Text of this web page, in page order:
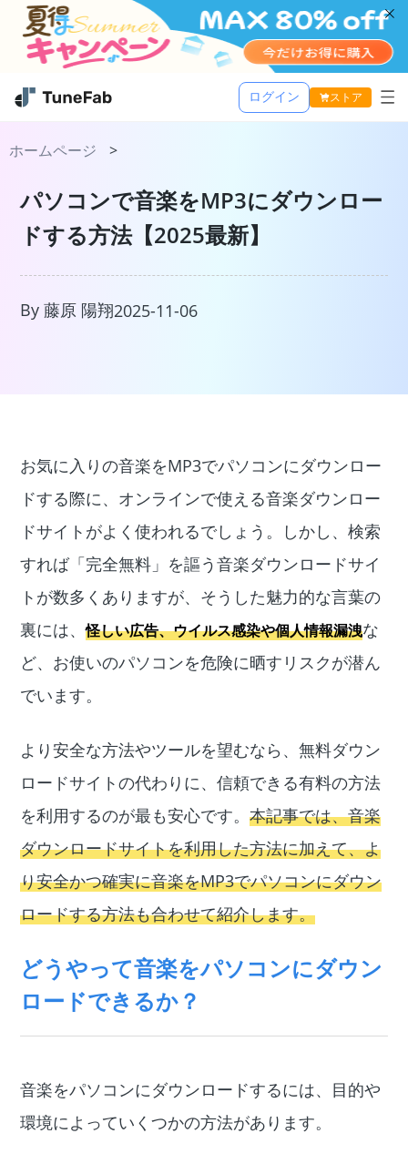
ストア
Music One
Apple Music 変換
サポート
ログイン
ホームページ >
パソコンで音楽をMP3にダウンロー
ドする方法【2025最新】
By 藤原 陽翔2025-11-06
お気に入りの音楽をMP3でパソコンにダウンロー
ドする際に、オンラインで使える音楽ダウンロー
ドサイトがよく使われるでしょう。しかし、検索
すれば「完全無料」を謳う音楽ダウンロードサイ
トが数多くありますが、そうした魅力的な言葉の
裏には、怪しい広告、ウイルス感染や個人情報漏洩な
ど、お使いのパソコンを危険に晒すリスクが潜ん
でいます。
より安全な方法やツールを望むなら、無料ダウン
ロードサイトの代わりに、信頼できる有料の方法
を利用するのが最も安心です。本記事では、音楽
ダウンロードサイトを利用した方法に加えて、よ
り安全かつ確実に音楽をMP3でパソコンにダウン
ロードする方法も合わせて紹介します。
どうやって音楽をパソコンにダウン
ロードできるか？
音楽をパソコンにダウンロードするには、目的や
環境によっていくつかの方法があります。